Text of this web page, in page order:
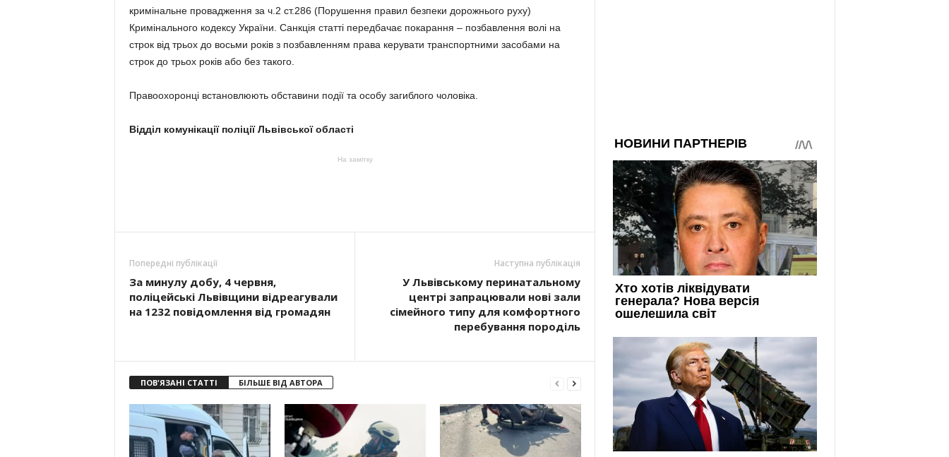
кримінальне провадження за ч.2 ст.286 (Порушення правил безпеки дорожнього руху)
Кримінального кодексу України. Санкція статті передбачає покарання – позбавлення волі на
строк від трьох до восьми років з позбавленням права керувати транспортними засобами на
строк до трьох років або без такого.
Правоохоронці встановлюють обставини події та особу загиблого чоловіка.
Відділ комунікації поліції Львівської області
На замітку
Попередні публікації
За минулу добу, 4 червня,
поліцейські Львівщини відреагували
на 1232 повідомлення від громадян
Наступна публікація
У Львівському перинатальному
центрі запрацювали нові зали
сімейного типу для комфортного
перебування породіль
ПОВ'ЯЗАНІ СТАТТІ БІЛЬШЕ ВІД АВТОРА